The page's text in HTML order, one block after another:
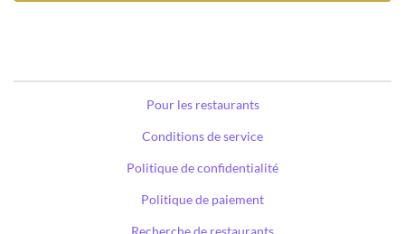
Pour les restaurants
Conditions de service
Politique de confidentialité
Politique de paiement